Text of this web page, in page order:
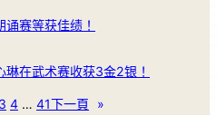
赛等获佳绩！
琳在武术赛收获3金2银！
3 4 … 41下一頁 »